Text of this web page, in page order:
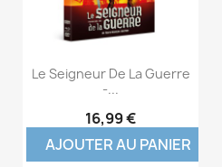
Le Seigneur De La Guerre
-...
16,99 €
AJOUTER AU PANIER